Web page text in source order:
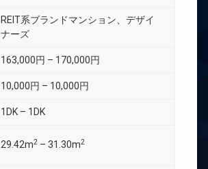
REIT系ブランドマンション、デザイ
ナーズ
163,000円 – 170,000円
10,000円 – 10,000円
1DK – 1DK
29.42m2 – 31.30m2